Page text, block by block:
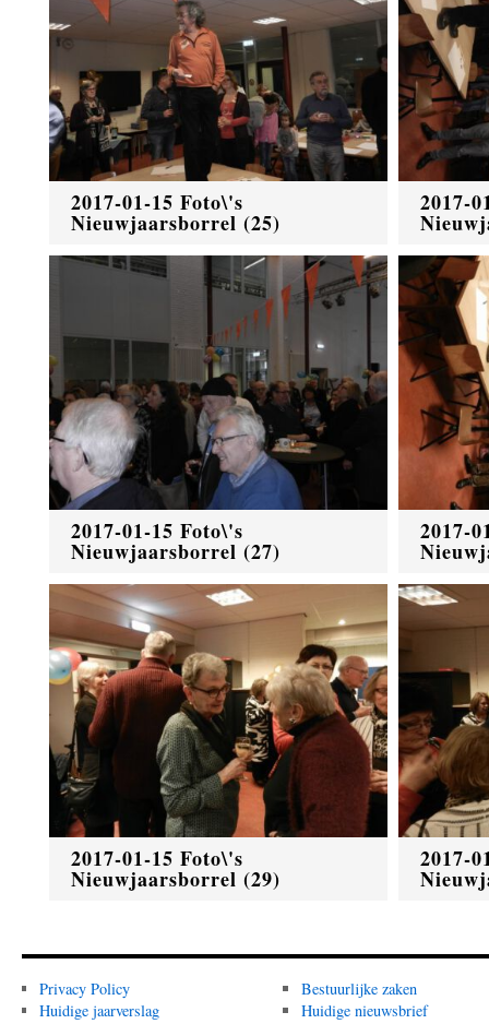
2017-01-15 Foto\'s
Nieuwjaarsborrel (25)
2017-01-15 Foto\'s
Nieuwjaarsborrel (27)
2017-01-15 Foto\'s
Nieuwjaarsborrel (29)
2017-
2017-
2017-
Privacy Policy
Huidige jaarverslag
Bestuurlijke zaken
Huidige nieuwsbrief